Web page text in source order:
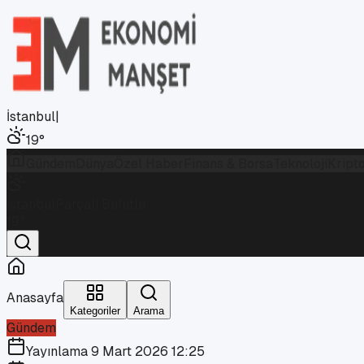
İstanbul|
19°
Anasayfa
Kategoriler Arama
Gündem
Yayınlama9 Mart 2026 12:25